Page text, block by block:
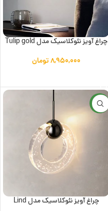
چراغ آویز نئوکلاسیک مدل Tulip gold
۸,۹۵۰,۰۰۰تومان
جدید
چراغ آویز نئوکلاسیک مدل Lind